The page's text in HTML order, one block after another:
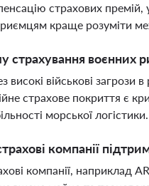
страхових
краще розуміти
страхування воєнних
високі військові загрози
страхове покриття є
морської логістики.
компанії
компанії, наприклад